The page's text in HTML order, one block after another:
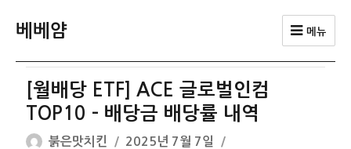
베베얌 메뉴
[월배당 ETF] ACE 글로벌인컴
TOP10 – 배당금 배당률 내역
글
붉은맛치킨
작
2025년 7월 7일